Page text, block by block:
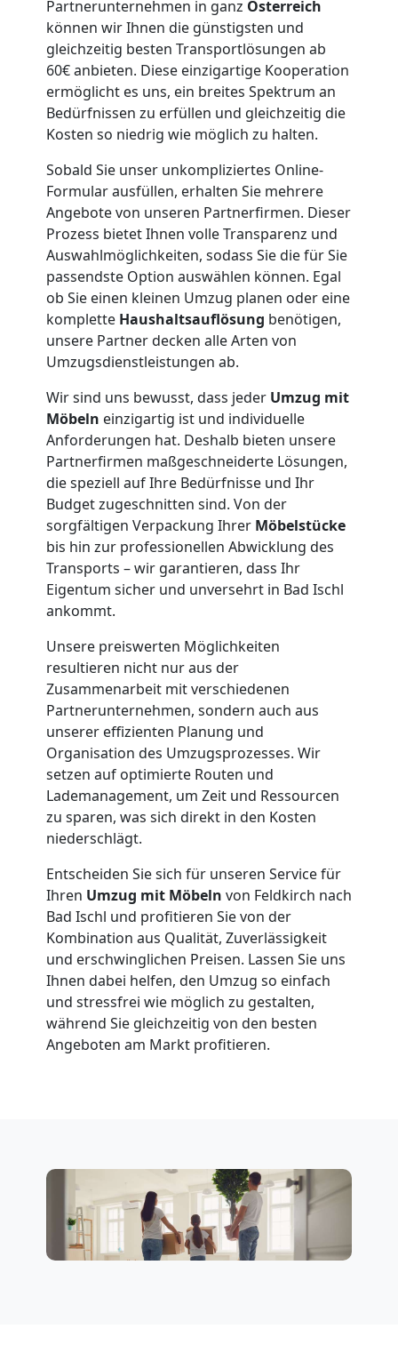
Partnerunternehmen in ganz Österreich
können wir Ihnen die günstigsten und
gleichzeitig besten Transportlösungen ab
60€ anbieten. Diese einzigartige Kooperation
ermöglicht es uns, ein breites Spektrum an
Bedürfnissen zu erfüllen und gleichzeitig die
Kosten so niedrig wie möglich zu halten.
Sobald Sie unser unkompliziertes Online-
Formular ausfüllen, erhalten Sie mehrere
Angebote von unseren Partnerfirmen. Dieser
Prozess bietet Ihnen volle Transparenz und
Auswahlmöglichkeiten, sodass Sie die für Sie
passendste Option auswählen können. Egal
ob Sie einen kleinen Umzug planen oder eine
komplette Haushaltsauflösung benötigen,
unsere Partner decken alle Arten von
Umzugsdienstleistungen ab.
Wir sind uns bewusst, dass jeder Umzug mit
Möbeln einzigartig ist und individuelle
Anforderungen hat. Deshalb bieten unsere
Partnerfirmen maßgeschneiderte Lösungen,
die speziell auf Ihre Bedürfnisse und Ihr
Budget zugeschnitten sind. Von der
sorgfältigen Verpackung Ihrer Möbelstücke
bis hin zur professionellen Abwicklung des
Transports – wir garantieren, dass Ihr
Eigentum sicher und unversehrt in Bad Ischl
ankommt.
Unsere preiswerten Möglichkeiten
resultieren nicht nur aus der
Zusammenarbeit mit verschiedenen
Partnerunternehmen, sondern auch aus
unserer effizienten Planung und
Organisation des Umzugsprozesses. Wir
setzen auf optimierte Routen und
Lademanagement, um Zeit und Ressourcen
zu sparen, was sich direkt in den Kosten
niederschlägt.
Entscheiden Sie sich für unseren Service für
Ihren Umzug mit Möbeln von Feldkirch nach
Bad Ischl und profitieren Sie von der
Kombination aus Qualität, Zuverlässigkeit
und erschwinglichen Preisen. Lassen Sie uns
Ihnen dabei helfen, den Umzug so einfach
und stressfrei wie möglich zu gestalten,
während Sie gleichzeitig von den besten
Angeboten am Markt profitieren.
Möbellift
Feldkirch
Übersiedlung
Feldkirch
Klaviertransport
Feldkirch
Privatumzug
Feldkirch
Tresortransport
Feldkirch
Umzug
für
Senioren
Feldkirch
Fernumzug
Feldkirch
Firmenumzug
Feldkirch
Feldkirch
Expressumzug